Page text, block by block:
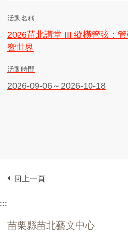
活動名稱
2026苗北講堂 III 縱橫管弦：
響世界
活動時間
2026-09-06～2026-10-18
回上一頁
:::
苗栗縣苗北藝文中心